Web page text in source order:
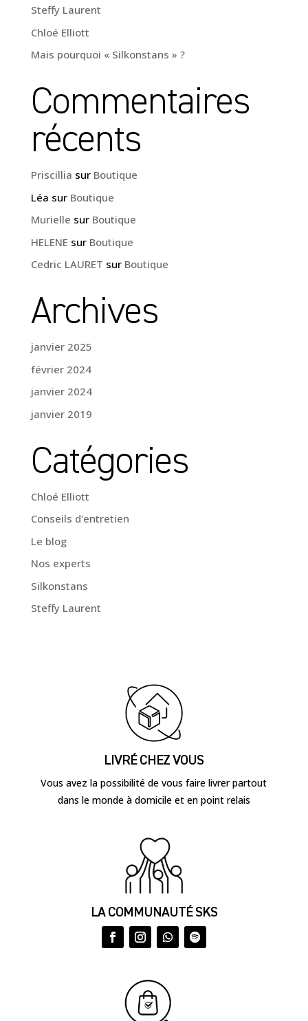
Steffy Laurent
Chloé Elliott
Mais pourquoi « Silkonstans » ?
Commentaires
récents
Priscillia sur Boutique
Léa sur Boutique
Murielle sur Boutique
HELENE sur Boutique
Cedric LAURET sur Boutique
Archives
janvier 2025
février 2024
janvier 2024
janvier 2019
Catégories
Chloé Elliott
Conseils d'entretien
Le blog
Nos experts
Silkonstans
Steffy Laurent
LIVRÉ CHEZ VOUS
Vous avez la possibilité de vous faire livrer partout
dans le monde à domicile et en point relais
LA COMMUNAUTÉ SKS